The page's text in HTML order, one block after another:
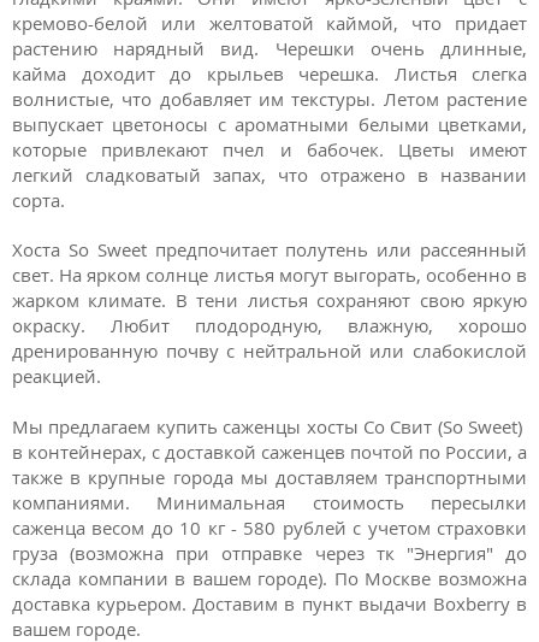
кремово-белой или желтоватой каймой, что придает
растению нарядный вид. Черешки очень длинные,
кайма доходит до крыльев черешка. Листья слегка
волнистые, что добавляет им текстуры. Летом растение
выпускает цветоносы с ароматными белыми цветками,
которые привлекают пчел и бабочек. Цветы имеют
легкий сладковатый запах, что отражено в названии
сорта.
Хоста So Sweet предпочитает полутень или рассеянный
свет. На ярком солнце листья могут выгорать, особенно в
жарком климате. В тени листья сохраняют свою яркую
окраску. Любит плодородную, влажную, хорошо
дренированную почву с нейтральной или слабокислой
реакцией.
Мы предлагаем купить саженцы хосты Со Свит (So Sweet)
в контейнерах, с доставкой саженцев почтой по России, а
также в крупные города мы доставляем транспортными
компаниями. Минимальная стоимость пересылки
саженца весом до 10 кг - 580 рублей с учетом страховки
груза (возможна при отправке через тк "Энергия" до
склада компании в вашем городе). По Москве возможна
доставка курьером. Доставим в пункт выдачи Boxberry в
вашем городе.